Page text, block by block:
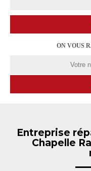
ON VOUS
Entreprise
Chapelle